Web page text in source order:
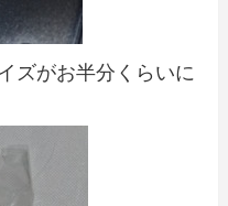
ズがお半分くらいに